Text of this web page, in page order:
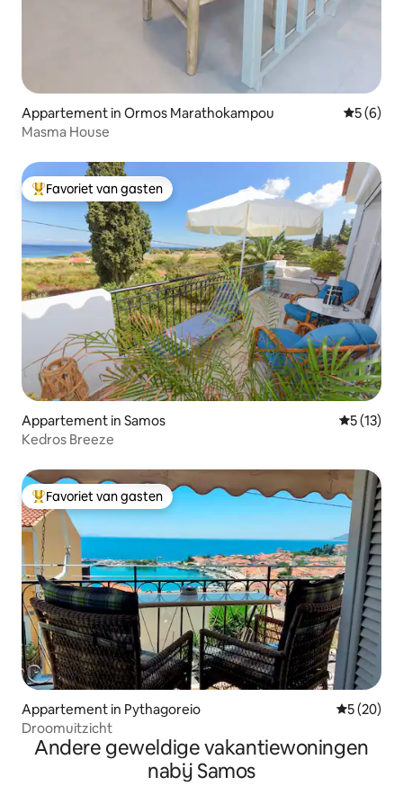
Appartement in Ormos Marathokampou
5 (6)
Masma House
Topfavoriet van gasten
Favoriet van gasten
Appartement in Samos
5 (13)
Kedros Breeze
Topfavoriet van gasten
Favoriet van gasten
Appartement in Pythagoreio
5 (20)
Droomuitzicht
Andere geweldige vakantiewoningen
nabij Samos